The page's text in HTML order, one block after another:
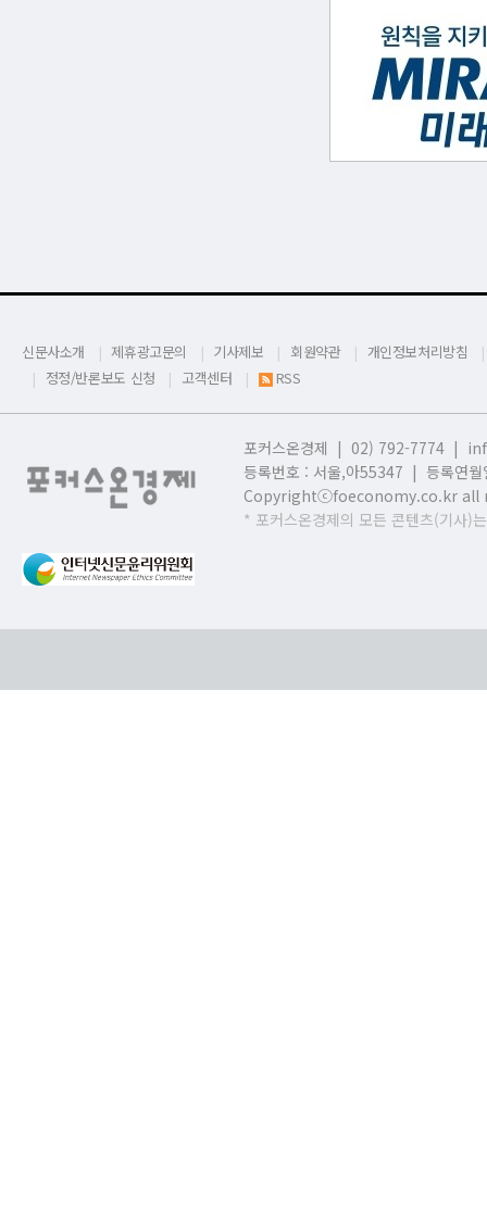
신문사소개 제휴광고문의 기사제보 회원약관
개인정보처리방침
정정/반론보도 신청
고객센터 RSS
포커스온경제 | 02) 792-7774 |
등록번호 : 서울,아55347 | 등록연
Copyrightⓒfoeconomy.co.kr all
* 포커스온경제의 모든 콘텐츠(기사)